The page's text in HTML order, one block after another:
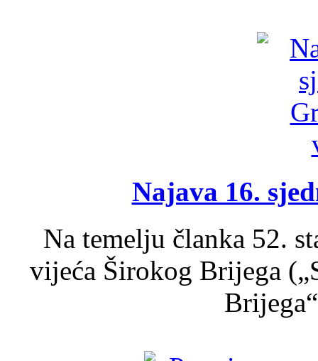
Najava 16.
Na temelju članka 52.
vijeća Širokog Brijega